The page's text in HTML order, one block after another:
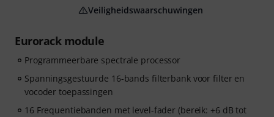
Eurorack module
Programmeerbare spectrale processor
Spanningsgestuurde 16-bands filterbank voor filter en
vocoder toepassingen
16 Frequentiebanden met level-fader (bereik: +6 dB tot
Veiligheidswaarschuwingen